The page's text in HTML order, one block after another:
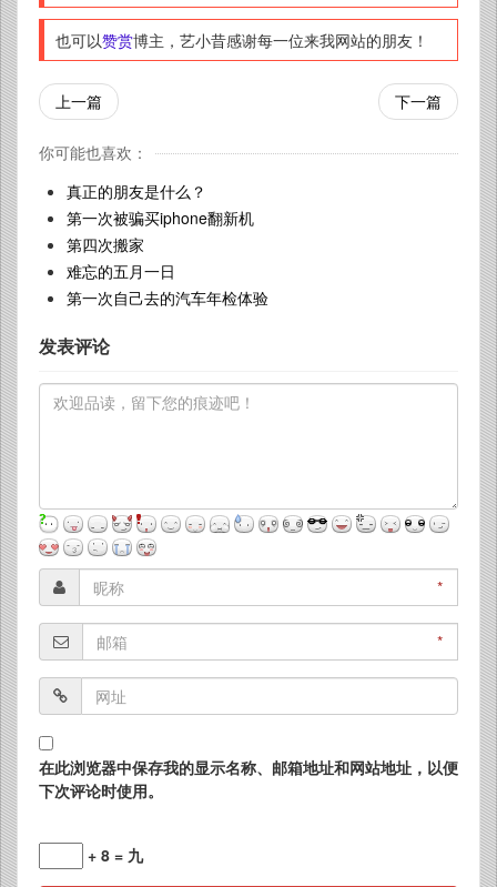
也可以赞赏博主，艺小昔感谢每一位来我网站的朋友！
上一篇 下一篇
你可能也喜欢：
真正的朋友是什么？
第一次被骗买iphone翻新机
第四次搬家
难忘的五月一日
第一次自己去的汽车年检体验
发表评论
*
*
在此浏览器中保存我的显示名称、邮箱地址和网站地址，以便
下次评论时使用。
+ 8 = 九